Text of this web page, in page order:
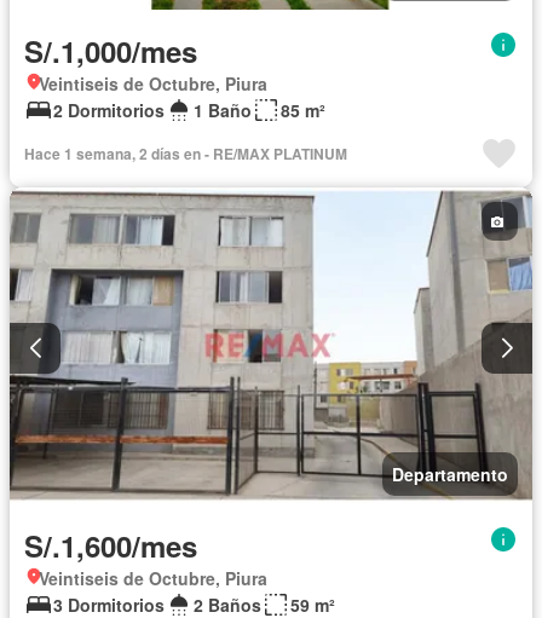
S/.1,000/mes
Veintiseis de Octubre, Piura
2 Dormitorios
1 Baño 85 m²
Hace 1 semana, 2 días en - RE/MAX PLATINUM
Departamento
S/.1,600/mes
Veintiseis de Octubre, Piura
3 Dormitorios
2 Baños 59 m²